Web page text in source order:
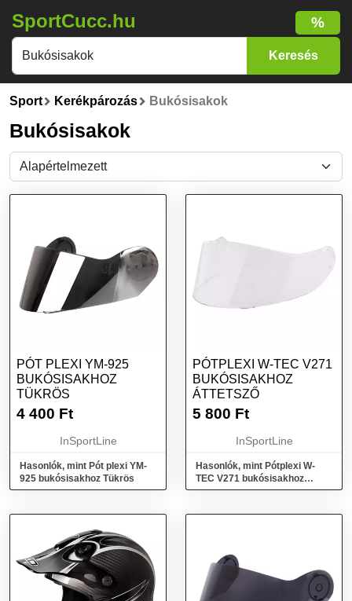
SportCucc.hu %
Sport Kerékpározás Bukósisakok
Bukósisakok
PÓT PLEXI YM-925
BUKÓSISAKHOZ
TÜKRÖS
4 400 Ft
InSportLine
Hasonlók, mint Pót plexi YM-
925 bukósisakhoz Tükrös
PÓTPLEXI W-TEC V271
BUKÓSISAKHOZ
ÁTTETSZŐ
5 800 Ft
InSportLine
Hasonlók, mint Pótplexi W-
TEC V271 bukósisakhoz
Áttetsző